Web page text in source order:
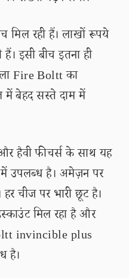
मिल रही हैं। लाखों रूपये
हैं। इसी बीच इतना ही
Fire Boltt का
बेहद सस्ते दाम में
हैवी फीचर्स के साथ यह
उपलब्ध है। अमेज़न पर
चीज पर भारी छूट है।
मिल रहा है और
invincible plus
है।